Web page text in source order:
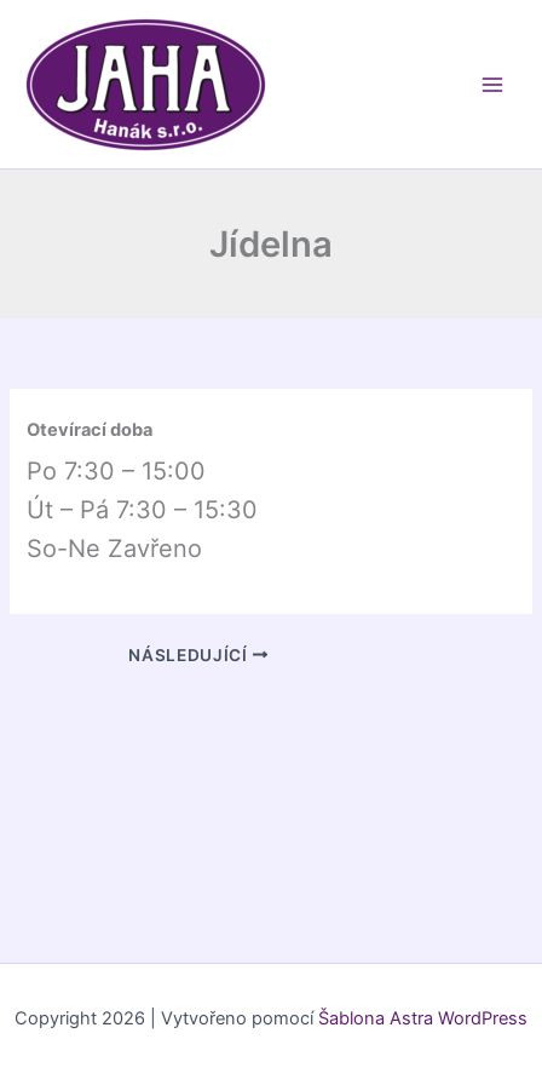
obsah
Jídelna
Otevírací doba
Po 7:30 – 15:00
Út – Pá 7:30 – 15:30
So-Ne Zavřeno
NÁSLEDUJÍCÍ
Copyright 2026 | Vytvořeno pomocí Šablona Astra WordPress